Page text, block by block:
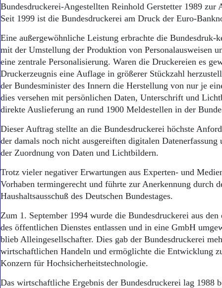
Bundesdruckerei-Angestellten Reinhold Gerstetter 1989 zur
Seit 1999 ist die Bundesdruckerei am Druck der Euro-
Eine außergewöhnliche Leistung erbrachte die Bundesdruk-
mit der Umstellung der Produktion von Personalausweisen
eine zentrale Personalisierung. Waren die Druckereien es
Druckerzeugnis eine Auflage in größerer Stückzahl
der Bundesminister des Innern die Herstellung von nur je
dies versehen mit persönlichen Daten, Unterschrift und
direkte Auslieferung an rund 1900 Meldestellen in der
Dieser Auftrag stellte an die Bundesdruckerei höchste
der damals noch nicht ausgereiften digitalen
der Zuordnung von Daten und Lichtbildern.
Trotz vieler negativer Erwartungen aus Experten- und
Vorhaben termingerecht und führte zur Anerkennung durch
Haushaltsausschuß des Deutschen Bundestages.
Zum 1. September 1994 wurde die Bundesdruckerei aus den
des öffentlichen Dienstes entlassen und in eine GmbH
blieb Alleingesellschafter. Dies gab der Bundesdruckerei
wirtschaftlichen Handeln und ermöglichte die Entwicklung
Konzern für Hochsicherheitstechnologie.
Das wirtschaftliche Ergebnis der Bundesdruckerei lag 1988